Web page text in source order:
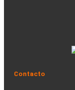
Contacto